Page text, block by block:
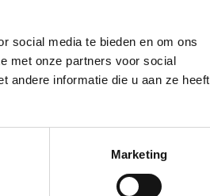
social media te bieden en om ons
met onze partners voor social
andere informatie die u aan ze heeft
Marketing